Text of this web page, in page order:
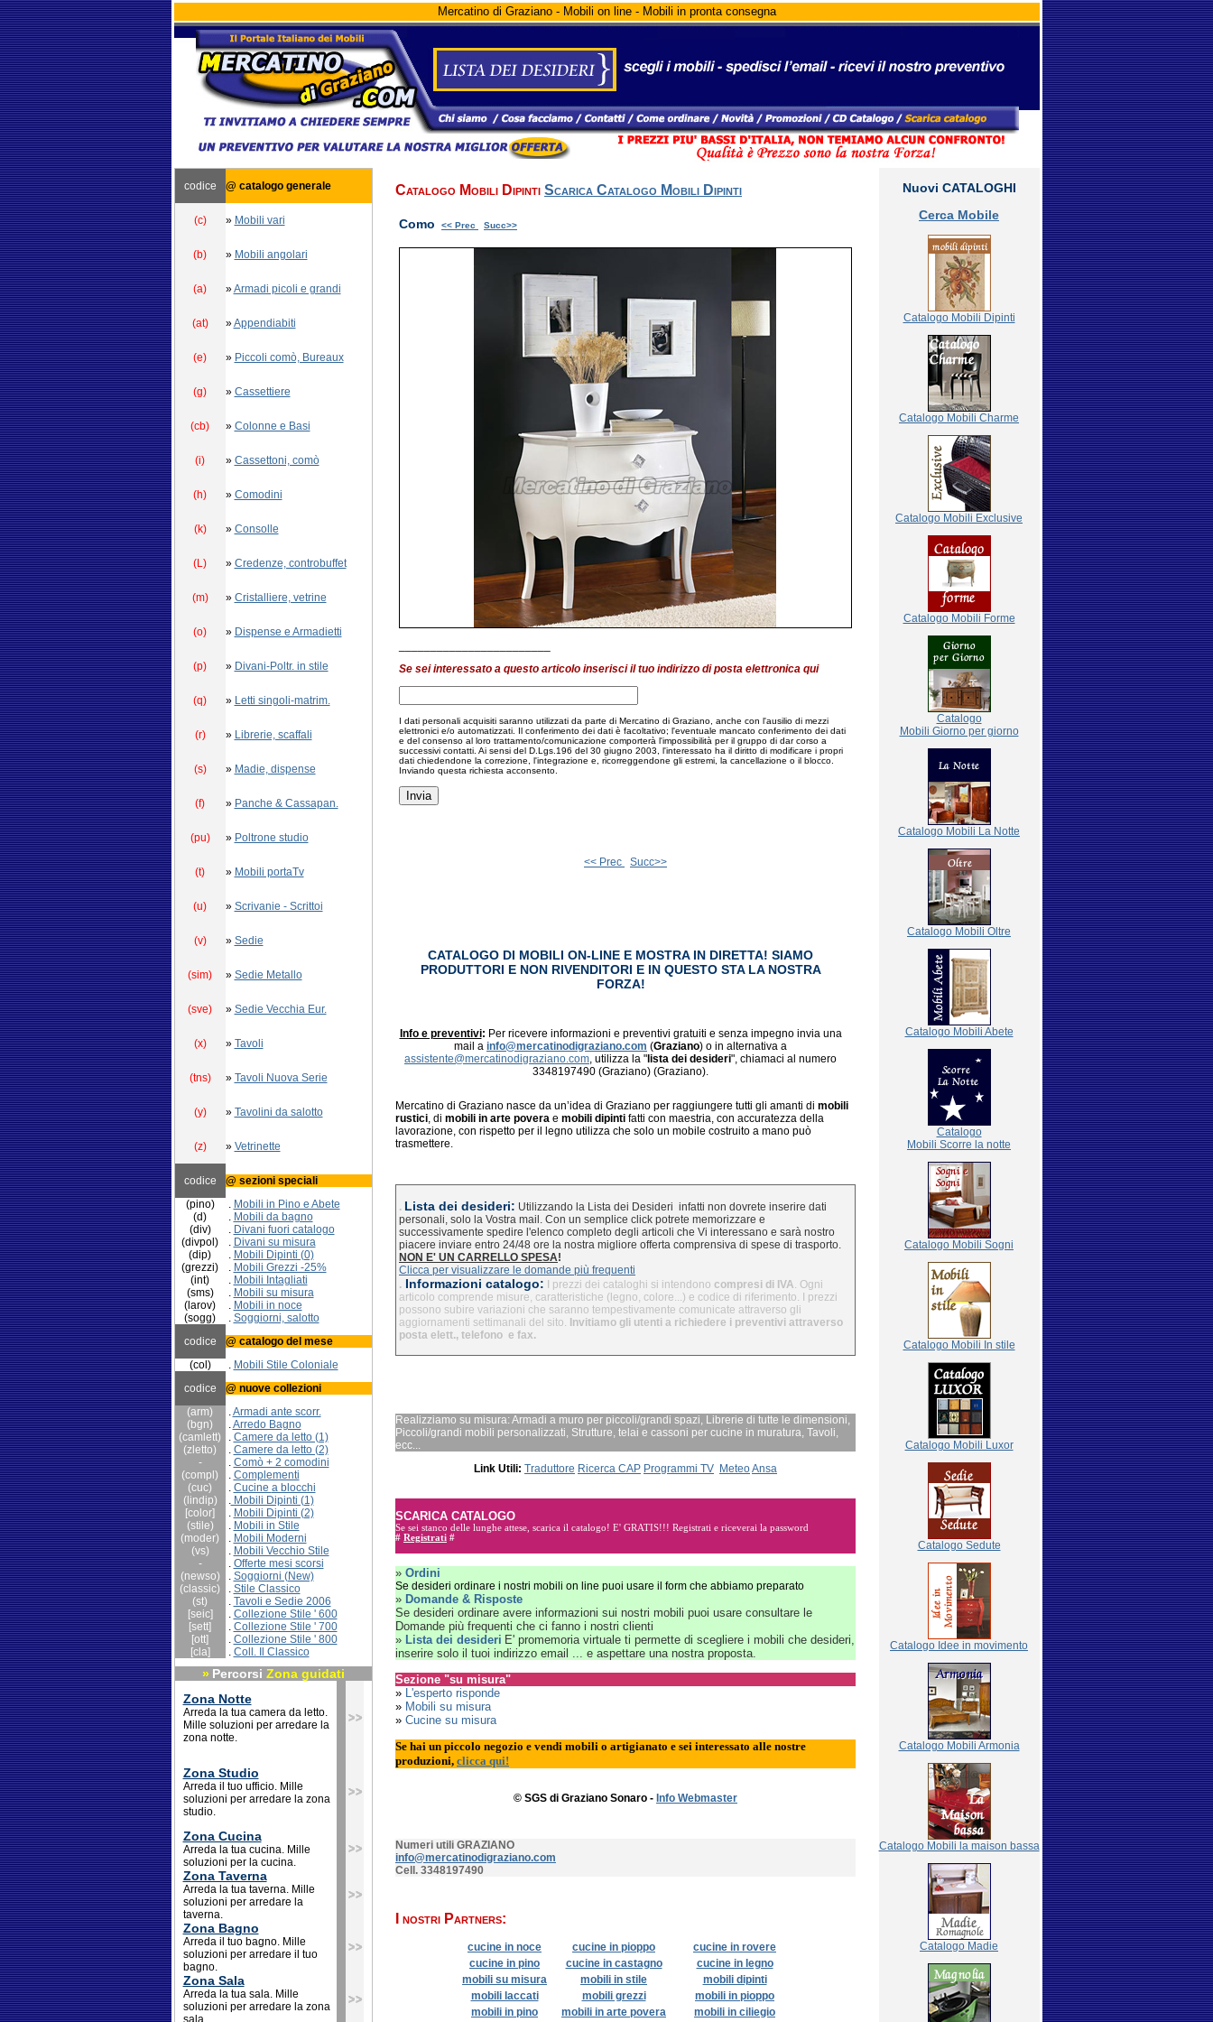
Mercatino di Graziano - Mobili on line - Mobili in pronta consegna
codice @ catalogo generale
(c) » Mobili vari
(b) » Mobili angolari
(a) »Armadi picoli e grandi
(at) »Appendiabiti
(e) » Piccoli comò, Bureaux
(g) » Cassettiere
(cb) » Colonne e Basi
(i) » Cassettoni, comò
(h) » Comodini
(k) » Consolle
(L) » Credenze, controbuffet
(m) » Cristalliere, vetrine
(o) » Dispense e Armadietti
(p) » Divani-Poltr. in stile
(q) » Letti singoli-matrim.
(r) » Librerie, scaffali
(s) » Madie, dispense
(f) » Panche & Cassapan.
(pu) » Poltrone studio
(t) » Mobili portaTv
(u) » Scrivanie - Scrittoi
(v) » Sedie
(sim) » Sedie Metallo
(sve) » Sedie Vecchia Eur.
(x) » Tavoli
(tns) » Tavoli Nuova Serie
(y) » Tavolini da salotto
(z) » Vetrinette
codice
@ sezioni speciali
(pino)
. Mobili in Pino e Abete
(d)
. Mobili da bagno
(div)
. Divani fuori catalogo
(divpol)
. Divani su misura
(dip)
. Mobili Dipinti (0)
(grezzi)
. Mobili Grezzi -25%
(int)
. Mobili Intagliati
(sms)
. Mobili su misura
(larov)
. Mobili in noce
(sogg)
. Soggiorni, salotto
codice
@ catalogo del mese
(col)
. Mobili Stile Coloniale
codice
@ nuove collezioni
(arm)
.Armadi ante scorr.
(bgn)
.Arredo Bagno
(camlett)
. Camere da letto (1)
(zletto)
. Camere da letto (2)
-
. Comò + 2 comodini
(compl)
. Complementi
(cuc)
. Cucine a blocchi
(lindip)
.Mobili Dipinti (1)
[color]
. Mobili Dipinti (2)
(stile)
. Mobili in Stile
(moder)
. Mobili Moderni
(vs)
. Mobili Vecchio Stile
-
. Offerte mesi scorsi
(newso)
. Soggiorni (New)
(classic)
. Stile Classico
(st)
. Tavoli e Sedie 2006
[seic]
. Collezione Stile ' 600
[sett]
. Collezione Stile ' 700
[ott]
. Collezione Stile ' 800
[cla]
. Coll. Il Classico
» Percorsi Zona guidati
Zona Notte
Arreda la tua camera da letto.
Mille soluzioni per arredare la
zona notte.
Zona Studio
Arreda il tuo ufficio. Mille
soluzioni per arredare la zona
studio.
Zona Cucina
Arreda la tua cucina. Mille
soluzioni per la cucina.
Zona Taverna
Arreda la tua taverna. Mille
soluzioni per arredare la
taverna.
Zona Bagno
Arreda il tuo bagno. Mille
soluzioni per arredare il tuo
bagno.
Zona Sala
Arreda la tua sala. Mille
soluzioni per arredare la zona
sala.
Catalogo Mobili Dipinti Scarica Catalogo Mobili Dipinti
Como << Prec Succ>>
Se sei interessato a questo articolo inserisci il tuo indirizzo di posta elettronica qui
I dati personali acquisiti saranno utilizzati da parte di Mercatino di Graziano, anche con l'ausilio di mezzi
elettronici e/o automatizzati. Il conferimento dei dati è facoltativo; l'eventuale mancato conferimento dei dati
e del consenso al loro trattamento/comunicazione comporterà l'impossibilità per il gruppo di dar corso a
successivi contatti. Ai sensi del D.Lgs.196 del 30 giugno 2003, l'interessato ha il diritto di modificare i propri
dati chiedendone la correzione, l'integrazione e, ricorreggendone gli estremi, la cancellazione o il blocco.
Inviando questa richiesta acconsento.
<< Prec Succ>>
CATALOGO DI MOBILI ON-LINE E MOSTRA IN DIRETTA! SIAMO
PRODUTTORI E NON RIVENDITORI E IN QUESTO STA LA NOSTRA
FORZA!
Info e preventivi: Per ricevere informazioni e preventivi gratuiti e senza impegno invia una
mail a info@mercatinodigraziano.com (Graziano) o in alternativa a
assistente@mercatinodigraziano.com, utilizza la " lista dei desideri", chiamaci al numero
3348197490 (Graziano) (Graziano).
Mercatino di Graziano nasce da un’idea di Graziano per raggiungere tutti gli amanti di mobili
rustici, di mobili in arte povera e mobili dipinti fatti con maestria, con accuratezza della
lavorazione, con rispetto per il legno utilizza che solo un mobile costruito a mano può
trasmettere.
. Lista dei desideri: Utilizzando la Lista dei Desideri infatti non dovrete inserire dati
personali, solo la Vostra mail. Con un semplice click potrete memorizzare e
successivamente spedire l'elenco completo degli articoli che Vi interessano e sarà nostro
piacere inviare entro 24/48 ore la nostra migliore offerta comprensiva di spese di trasporto.
NON E' UN CARRELLO SPESA!
Clicca per visualizzare le domande più frequenti
. Informazioni catalogo: I prezzi dei cataloghi si intendono compresi di IVA. Ogni
articolo comprende misure, caratteristiche (legno, colore...) e codice di riferimento. I prezzi
possono subire variazioni che saranno tempestivamente comunicate attraverso gli
aggiornamenti settimanali del sito. Invitiamo gli utenti a richiedere i preventivi attraverso
posta elett., telefono e fax.
Realizziamo su misura: Armadi a muro per piccoli/grandi spazi, Librerie di tutte le dimensioni,
Piccoli/grandi mobili personalizzati, Strutture, telai e cassoni per cucine in muratura, Tavoli,
ecc...
Link Utili: Traduttore Ricerca CAP Programmi TV MeteoAnsa
SCARICA CATALOGO
Se sei stanco delle lunghe attese, scarica il catalogo! E' GRATIS!!! Registrati e riceverai la password
# Registrati #
» Ordini
Se desideri ordinare i nostri mobili on line puoi usare il form che abbiamo preparato
» Domande & Risposte
Se desideri ordinare avere informazioni sui nostri mobili puoi usare consultare le
Domande più frequenti che ci fanno i nostri clienti
» Lista dei desideri E' promemoria virtuale ti permette di scegliere i mobili che desideri,
inserire solo il tuoi indirizzo email ... e aspettare una nostra proposta.
Sezione "su misura"
» L'esperto risponde
» Mobili su misura
» Cucine su misura
Se hai un piccolo negozio e vendi mobili o artigianato e sei interessato alle nostre
produzioni, clicca qui!
© SGS di Graziano Sonaro - Info Webmaster
Numeri utili GRAZIANO
info@mercatinodigraziano.com
Cell. 3348197490
I nostri Partners:
cucine in noce cucine in pioppo
cucine in rovere
cucine in pino
cucine in castagno
cucine in legno
mobili su misura
mobili in stile
mobili dipinti
mobili laccati
mobili grezzi
mobili in pioppo
mobili in pino
mobili in arte povera mobili in ciliegio
Nuovi CATALOGHI
Cerca Mobile
Catalogo Mobili Dipinti
Catalogo Mobili Charme
Catalogo Mobili Exclusive
Catalogo Mobili Forme
Catalogo
Mobili Giorno per giorno
Catalogo Mobili La Notte
Catalogo Mobili Oltre
Catalogo Mobili Abete
Catalogo
Mobili Scorre la notte
Catalogo Mobili Sogni
Catalogo Mobili In stile
Catalogo Mobili Luxor
Catalogo Sedute
Catalogo Idee in movimento
Catalogo Mobili Armonia
Catalogo Mobili la maison bassa
Catalogo Madie